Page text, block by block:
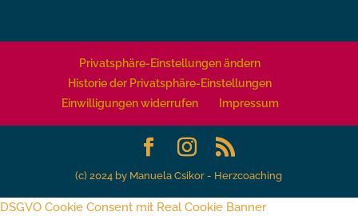
Privatsphäre-Einstellungen ändern
Historie der Privatsphäre-Einstellungen
Einwilligungen widerrufen
Impressum
(c) 2024 by Manuela Csikor - Herzcoaching
DSGVO Cookie Consent mit Real Cookie Banner